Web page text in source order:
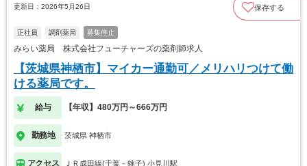
更新日：2026年5月26日 保存する
正社員 調剤薬局 募集停止
みらい薬局 株式会社フューチャーズの薬剤師求人
【茨城県神栖市】マイカー通勤可／メリハリつけて働
ける薬局です。
給与 【年収】480万円～666万円
勤務地 茨城県 神栖市
アクセス ＪＲ成田線(千葉－銚子) 小見川駅